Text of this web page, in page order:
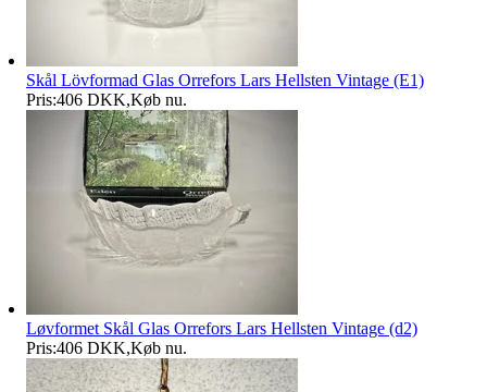
Skål Lövformad Glas Orrefors Lars Hellsten Vintage (E1)
Pris:406 DKK,Køb nu.
Løvformet Skål Glas Orrefors Lars Hellsten Vintage (d2)
Pris:406 DKK,Køb nu.